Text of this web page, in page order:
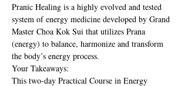
Pranic Healing is a highly evolved and tested
system of energy medicine developed by Grand
Master Choa Kok Sui that utilizes Prana
(energy) to balance, harmonize and transform
the body’s energy process.
Your Takeaways:
This two-day Practical Course in Energy